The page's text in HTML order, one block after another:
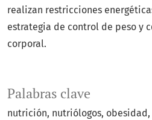
Palabras clave
nutrición, nutriólogos,
realizan restricciones
estrategia de control de peso y
corporal.